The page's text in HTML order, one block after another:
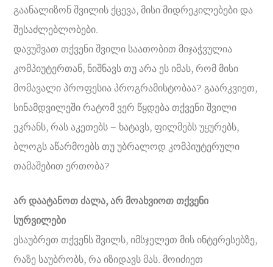
გაანალიზონ შვილის ქცევა, მისი მიდრეკილებები და
შესაძლებლობები.
დავუშვათ თქვენი შვილი საათობით მიჯაჭვულია
კომპიუტერთან, ნიშნავს თუ არა ეს იმას, რომ მისი
მომავალი პროფესია პროგრამისტობაა? გაარკვიეთ,
სინამდვილეში რატომ ვერ წყდება თქვენი შვილი
ეკრანს, რას აკეთებს – ხატავს, ფილმებს უყურებს,
ბლოგს აწარმოებს თუ უბრალოდ კომპიუტერული
თამაშებით ერთობა?
არ დაატანოთ ძალა, არ მოახვიოთ თქვენი
სურვილები
ესაუბრეთ თქვენს შვილს, იმსჯელეთ მის ინტერესებზე,
რაზე საუბრობს, რა იზიდავს მას. მოიძიეთ